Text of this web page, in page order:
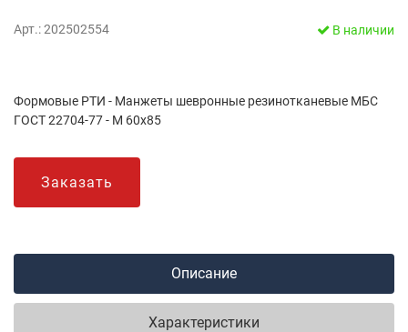
Арт.: 202502554 В наличии
Формовые РТИ - Манжеты шевронные резинотканевые МБС
ГОСТ 22704-77 - М 60х85
Заказать
Описание
Характеристики